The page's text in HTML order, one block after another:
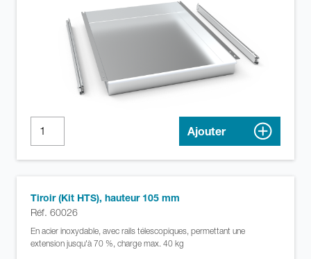
Ajouter
Tiroir (Kit HTS), hauteur 105 mm
Réf. 60026
En acier inoxydable, avec rails télescopiques, permettant une
extension jusqu'à 70 %, charge max. 40 kg